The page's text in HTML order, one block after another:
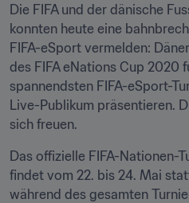
Die FIFA und der dänische
konnten heute eine
FIFA-eSport vermelden:
des FIFA eNations Cup 2020
spannendsten FIFA-eSport-
Live-Publikum präsentieren.
sich freuen.
Das offizielle FIFA-Nationen-
findet vom 22. bis 24. Mai
während des gesamten